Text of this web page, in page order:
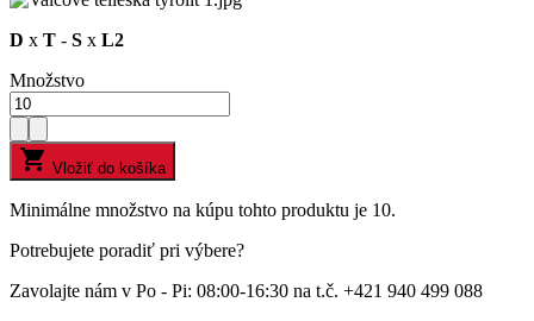
D x T - S x L2
Množstvo
 Vložiť do košíka
Minimálne množstvo na kúpu tohto produktu je 10.
Potrebujete poradiť pri výbere?
Zavolajte nám v Po - Pi: 08:00-16:30 na t.č. +421 940 499 088